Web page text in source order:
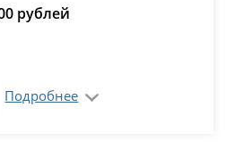
рублей
Подробнее